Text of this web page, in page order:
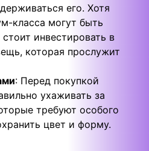
его. Хотя
класса могут быть
инвестировать в
которая прослужит
: Перед покупкой
ухаживать за
требуют особого
цвет и форму.